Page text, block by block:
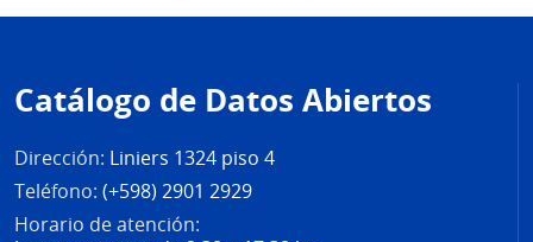
de
página
Catálogo de Datos Abiertos
Dirección: Liniers 1324 piso 4
Teléfono: (+598) 2901 2929
Horario de atención: